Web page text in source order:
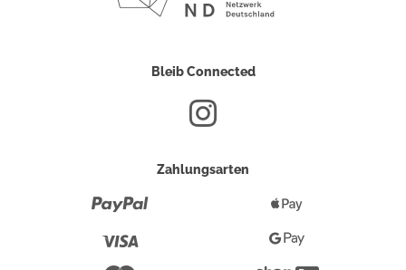
Bleib Connected
Zahlungsarten
Pay
Google
Pay